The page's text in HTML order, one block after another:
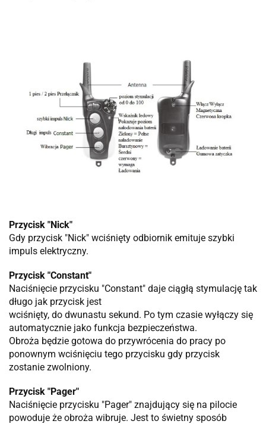
Przycisk "Nick"
Gdy przycisk "Nick" wciśnięty odbiornik emituje szybki
impuls elektryczny.
Przycisk "Constant"
Naciśnięcie przycisku "Constant" daje ciągłą stymulację tak
długo jak przycisk jest
wciśnięty, do dwunastu sekund. Po tym czasie wyłączy się
automatycznie jako funkcja bezpieczeństwa.
Obroża będzie gotowa do przywrócenia do pracy po
ponownym wciśnięciu tego przycisku gdy przycisk
zostanie zwolniony.
Przycisk "Pager"
Naciśnięcie przycisku "Pager" znajdujący się na pilocie
powoduje że obroża wibruje. Jest to świetny sposób